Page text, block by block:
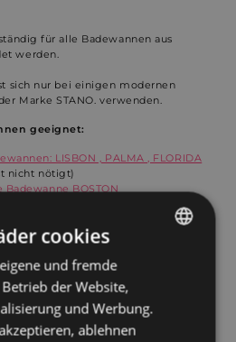
für alle Badewannen aus
werden.
sich nur bei einigen modernen
Marke STANO. verwenden.
geeignet:
LISBON , PALMA , FLORIDA
nicht nötigt)
BOSTON
SUTTON
cookies
und fremde
der Website,
und Werbung.
ablehnen